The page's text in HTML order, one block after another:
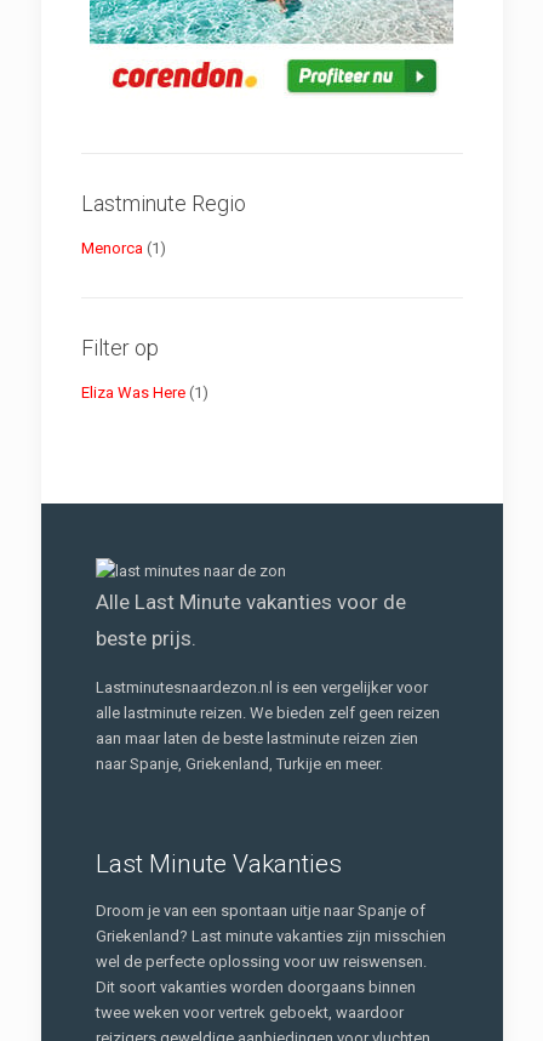
Lastminute Regio
Menorca (1)
Filter op
Eliza Was Here (1)
Alle Last Minute vakanties voor de
beste prijs.
Lastminutesnaardezon.nl is een vergelijker voor
alle lastminute reizen. We bieden zelf geen reizen
aan maar laten de beste lastminute reizen zien
naar Spanje, Griekenland, Turkije en meer.
Last Minute Vakanties
Droom je van een spontaan uitje naar Spanje of
Griekenland? Last minute vakanties zijn misschien
wel de perfecte oplossing voor uw reiswensen.
Dit soort vakanties worden doorgaans binnen
twee weken voor vertrek geboekt, waardoor